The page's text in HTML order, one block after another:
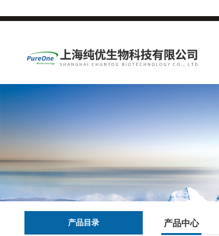
产品目录 产品中心